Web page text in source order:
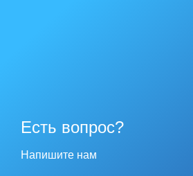
Есть вопрос?
Напишите нам